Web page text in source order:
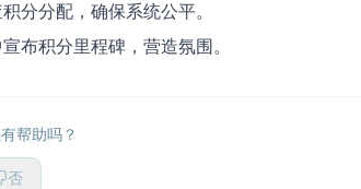
分分配，确保系统公平。
布积分里程碑，营造氛围。
帮助吗？
否